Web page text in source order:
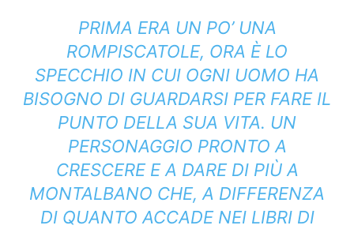
PRIMA ERA UN PO’ UNA
ROMPISCATOLE, ORA È LO
SPECCHIO IN CUI OGNI UOMO HA
BISOGNO DI GUARDARSI PER FARE IL
PUNTO DELLA SUA VITA. UN
PERSONAGGIO PRONTO A
CRESCERE E A DARE DI PIÙ A
MONTALBANO CHE, A DIFFERENZA
DI QUANTO ACCADE NEI LIBRI DI